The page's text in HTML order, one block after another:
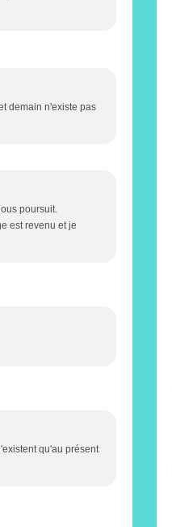
demain n'existe pas
poursuit.
est revenu et je
qu'au présent